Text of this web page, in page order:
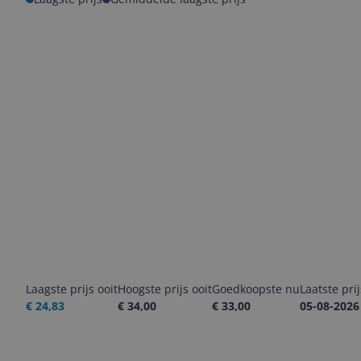
Laagste prijs ooit
€ 24,83
Hoogste prijs ooit
€ 34,00
Goedkoopste nu
€ 33,00
Laatste
05-08-2026